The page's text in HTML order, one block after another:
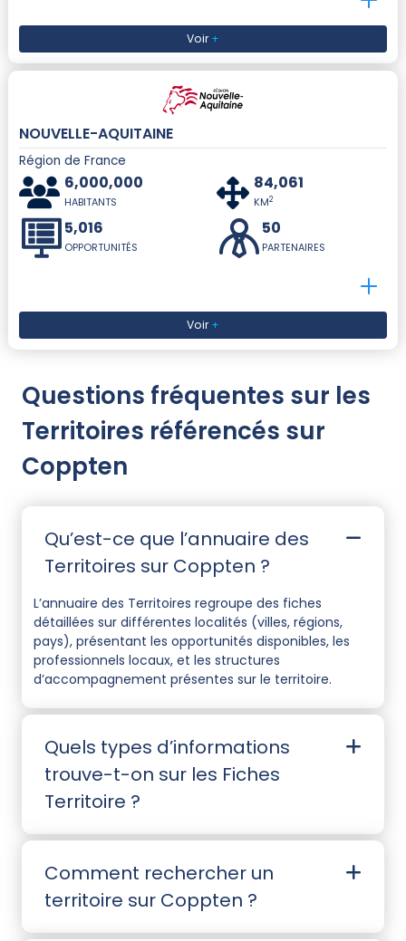
Voir+
NOUVELLE-AQUITAINE
Région de France
6,000,000
HABITANTS
84,061
KM2
5,016
OPPORTUNITÉS
50
PARTENAIRES
Voir+
Questions fréquentes sur les
Territoires référencés sur
Coppten
Qu’est-ce que l’annuaire des
Territoires sur Coppten ?
L’annuaire des Territoires regroupe des fiches
détaillées sur différentes localités (villes, régions,
pays), présentant les opportunités disponibles, les
professionnels locaux, et les structures
d’accompagnement présentes sur le territoire.
Quels types d’informations
trouve-t-on sur les Fiches
Territoire ?
Comment rechercher un
territoire sur Coppten ?